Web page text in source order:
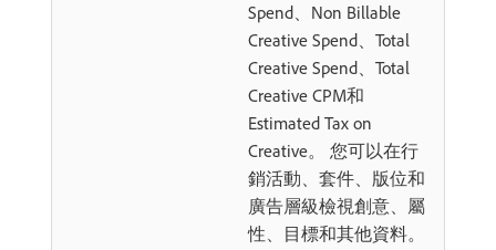
Spend、Non Billable
Creative Spend、Total
Creative Spend、Total
Creative CPM和
Estimated Tax on
Creative。 您可以在行
銷活動、套件、版位和
廣告層級檢視創意、屬
性、目標和其他資料。